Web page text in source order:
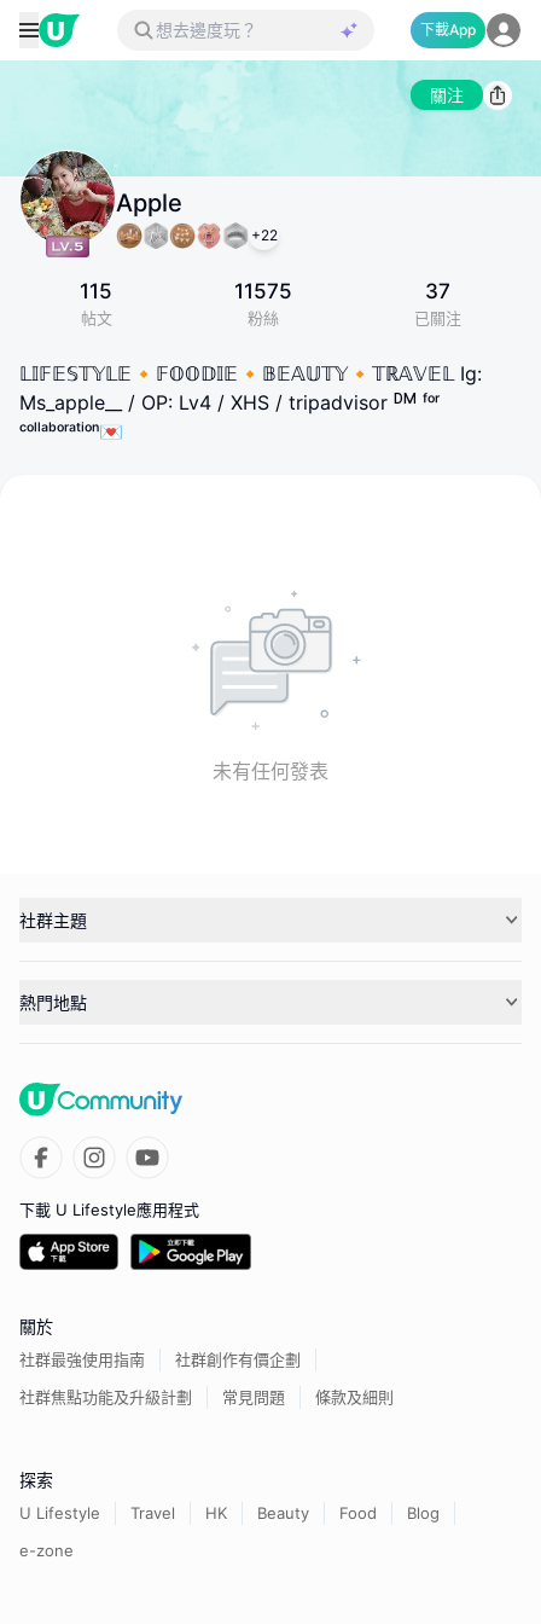
下載App
關注
Apple
+22
115
帖文
11575
粉絲
37
已關注
𝕃𝕀𝔽𝔼𝕊𝕋𝕐𝕃𝔼🔸𝔽𝕆𝕆𝔻𝕀𝔼🔸𝔹𝔼𝔸𝕌𝕋𝕐🔸𝕋ℝ𝔸𝕍𝔼𝕃 Ig:
Ms_apple__ / OP: Lv4 / XHS / tripadvisor ᴰᴹ ᶠᵒʳ
ᶜᵒˡˡᵃᵇᵒʳᵃᵗⁱᵒⁿ💌
未有任何發表
社群主題
熱門地點
下載 U Lifestyle應用程式
關於
社群最強使用指南
社群創作有價企劃
社群焦點功能及升級計劃
常見問題 條款及細則
探索
U Lifestyle Travel HK Beauty Food
Blog
e-zone